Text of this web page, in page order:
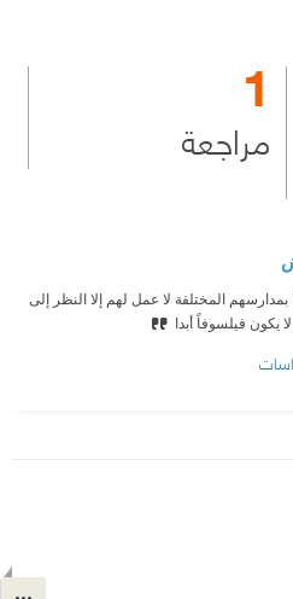
1
مراجعة
المختلفة لا عمل لهم إلا النظر إلى
يكون فيلسوفاً أبدا